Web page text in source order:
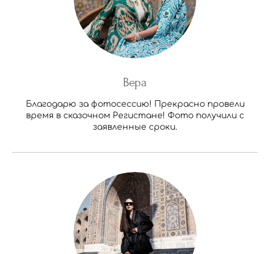
Вера
Благодарю за фотосессию! Прекрасно провели
время в сказочном Регистане! Фото получили с
заявленные сроки.